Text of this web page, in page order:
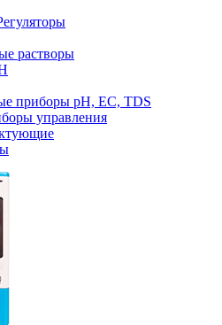
растворы
приборы pH, EC, TDS
управления